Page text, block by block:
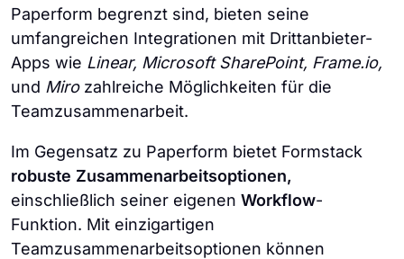
Paperform begrenzt sind, bieten seine
umfangreichen Integrationen mit Drittanbieter-
Apps wie Linear, Microsoft SharePoint, Frame.io,
und Mirozahlreiche Möglichkeiten für die
Teamzusammenarbeit.
Im Gegensatz zu Paperform bietet Formstack
robuste Zusammenarbeitsoptionen,
einschließlich seiner eigenen Workflow-
Funktion. Mit einzigartigen
Teamzusammenarbeitsoptionen können